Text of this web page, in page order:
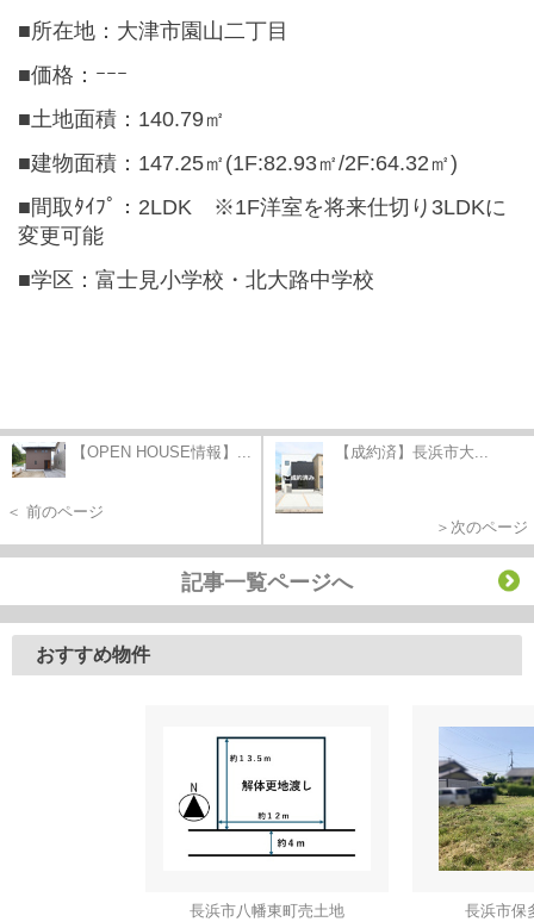
■所在地：大津市園山二丁目
■価格：ｰｰｰ
■土地面積：140.79㎡
■建物面積：147.25㎡(1F:82.93㎡/2F:64.32㎡)
■間取ﾀｲﾌﾟ：2LDK ※1F洋室を将来仕切り3LDKに
変更可能
■学区：富士見小学校・北大路中学校
【OPEN HOUSE情報】...
＜ 前のページ
【成約済】長浜市大...
＞次のページ
記事一覧ページへ
おすすめ物件
長浜市八幡東町売土地
長浜市保